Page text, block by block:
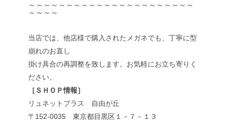
～～～～～～～～～～～～～～～～～～～～～～
～～～～
当店では、他店様で購入されたメガネでも、丁寧に型
崩れのお直し
掛け具合の再調整を致します。お気軽にお立ち寄りく
ださい。
［ＳＨＯＰ情報］
リュネットプラス 自由が丘
〒152-0035 東京都目黒区１－７－１３